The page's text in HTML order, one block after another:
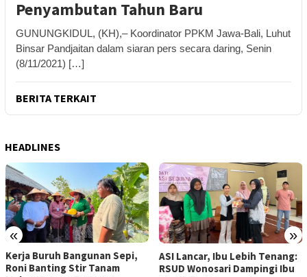
Penyambutan Tahun Baru
GUNUNGKIDUL, (KH),– Koordinator PPKM Jawa-Bali, Luhut
Binsar Pandjaitan dalam siaran pers secara daring, Senin
(8/11/2021) […]
BERITA TERKAIT
HEADLINES
« »
Kerja Buruh Bangunan Sepi,
Roni Banting Stir Tanam
ASI Lancar, Ibu Lebih Tenang:
RSUD Wonosari Dampingi Ibu